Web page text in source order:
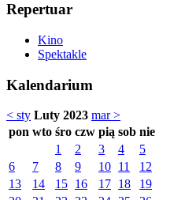
Repertuar
Kino
Spektakle
Kalendarium
< sty Luty 2023 mar >
pon wto śro czw pią sob nie
1
2 3 4
5
6
7 8 9 10 11
12
13
14 15 16 17 18
19